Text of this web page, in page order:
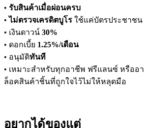
• รับสินค้าเมื่อผ่อนครบ
•ไม่ตรวจเครดิตบูโร ใช้แค่บัตรประชาชน
• เงินดาวน์ 30%
• ดอกเบี้ย 1.25%/เดือน
• อนุมัติทันที
• เหมาะสำหรับทุกอาชีพ ฟรีแลนซ์ หรืออ
ล็อคสินค้าชิ้นที่ถูกใจไว้ไม่ให้หลุดมือ
อยากได้ของแต่